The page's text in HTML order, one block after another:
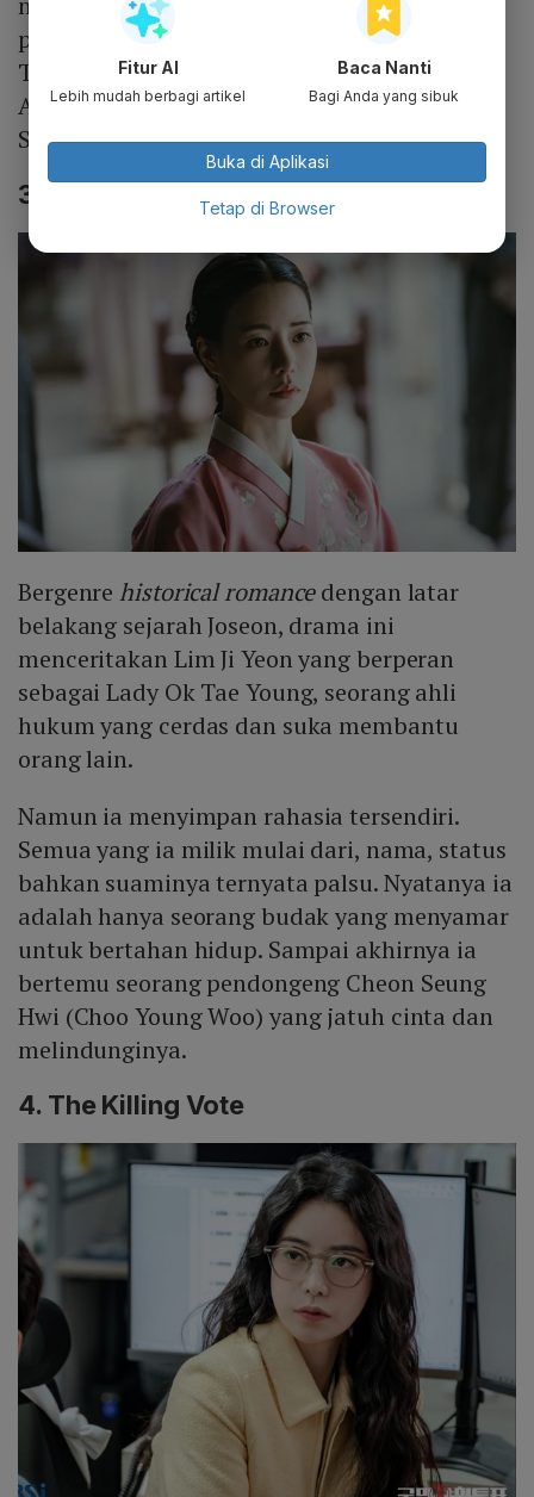
penghargaan Aktris Pendukung Terbaik -
Televisi di Baeksang Arts Awards ke-59 dan
Aktris Pendukung Terbaik di Blue Dragon
Series Awards ke-2.
3. The Tale of Lady Ok
Bergenrehistorical romancedengan latar
belakang sejarah Joseon, drama ini
menceritakan Lim Ji Yeon yang berperan
sebagai Lady Ok Tae Young, seorang ahli
hukum yang cerdas dan suka membantu
orang lain.
Namun ia menyimpan rahasia tersendiri.
Semua yang ia milik mulai dari, nama, status
bahkan suaminya ternyata palsu. Nyatanya ia
adalah hanya seorang budak yang menyamar
untuk bertahan hidup. Sampai akhirnya ia
bertemu seorang pendongeng Cheon Seung
Hwi (Choo Young Woo) yang jatuh cinta dan
melindunginya.
4. The Killing Vote
Fitur AI
Lebih mudah berbagi artikel
Baca Nanti
Bagi Anda yang sibuk
Buka di Aplikasi
Tetap di Browser